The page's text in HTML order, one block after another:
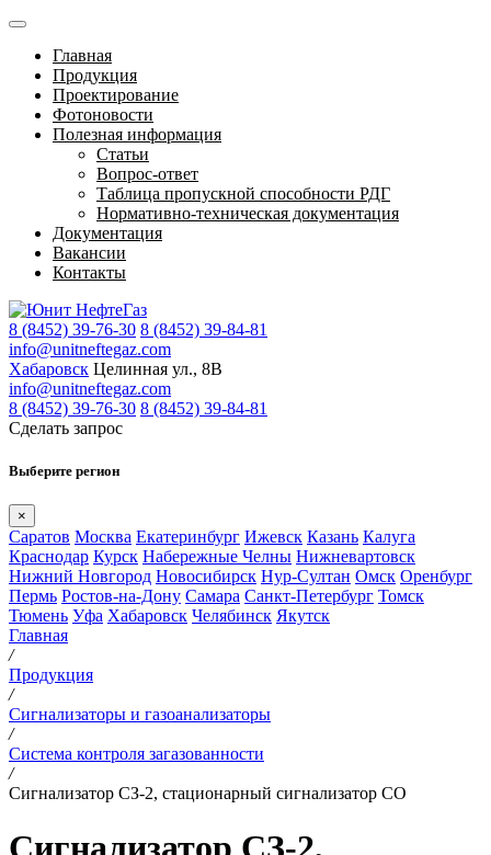
Главная
Продукция
Проектирование
Фотоновости
Полезная информация
Статьи
Вопрос-ответ
Таблица пропускной способности РДГ
Нормативно-техническая документация
Документация
Вакансии
Контакты
8 (8452) 39-76-30 8 (8452) 39-84-81
info@unitneftegaz.com
Хабаровск Целинная ул., 8В
info@unitneftegaz.com
8 (8452) 39-76-30 8 (8452) 39-84-81
Сделать запрос
Выберите регион
×
Саратов Москва Екатеринбург Ижевск Казань Калуга
Краснодар Курск Набережные Челны Нижневартовск
Нижний Новгород Новосибирск Нур-Султан Омск Оренбург
Пермь Ростов-на-Дону Самара Санкт-Петербург Томск
Тюмень Уфа Хабаровск Челябинск Якутск
Главная
/
Продукция
/
Сигнализаторы и газоанализаторы
/
Система контроля загазованности
/
Сигнализатор СЗ-2, стационарный сигнализатор CO
Сигнализатор СЗ-2,